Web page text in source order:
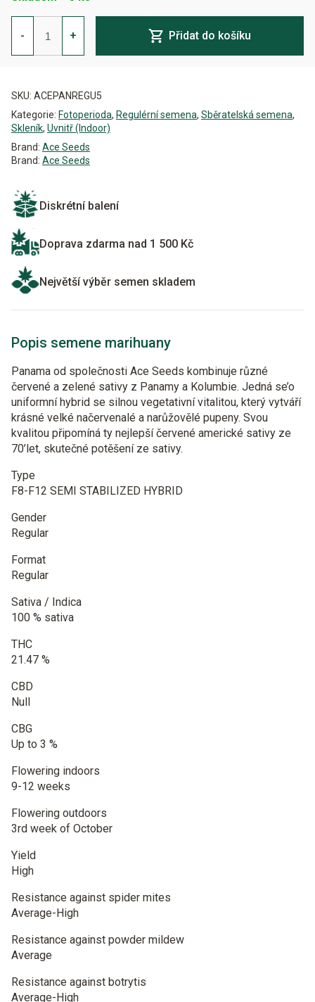
-
Panama
Regulérní
množství
+ Přidat do košíku
SKU: ACEPANREGU5
Kategorie: Fotoperioda, Regulérní semena, Sběratelská semena,
Skleník, Uvnitř (Indoor)
Brand: Ace Seeds
Brand: Ace Seeds
Diskrétní balení
Doprava zdarma nad 1 500 Kč
Největší výběr semen skladem
Popis semene marihuany
Panama od společnosti Ace Seeds kombinuje různé
červené a zelené sativy z Panamy a Kolumbie. Jedná se’o
uniformní hybrid se silnou vegetativní vitalitou, který vytváří
krásné velké načervenalé a narůžovělé pupeny. Svou
kvalitou připomíná ty nejlepší červené americké sativy ze
70’let, skutečné potěšení ze sativy.
Type
F8-F12 SEMI STABILIZED HYBRID
Gender
Regular
Format
Regular
Sativa / Indica
100 % sativa
THC
21.47 %
CBD
Null
CBG
Up to 3 %
Flowering indoors
9-12 weeks
Flowering outdoors
3rd week of October
Yield
High
Resistance against spider mites
Average-High
Resistance against powder mildew
Average
Resistance against botrytis
Average-High